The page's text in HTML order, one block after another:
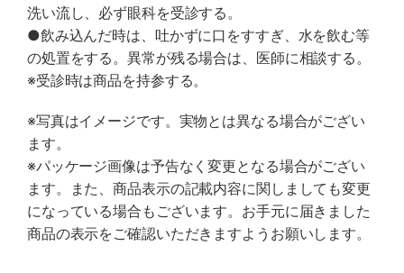
洗い流し、必ず眼科を受診する。
●飲み込んだ時は、吐かずに口をすすぎ、水を飲む等
の処置をする。異常が残る場合は、医師に相談する。
※受診時は商品を持参する。
※写真はイメージです。実物とは異なる場合がござい
ます。
※パッケージ画像は予告なく変更となる場合がござい
ます。また、商品表示の記載内容に関しましても変更
になっている場合もございます。お手元に届きました
商品の表示をご確認いただきますようお願いします。